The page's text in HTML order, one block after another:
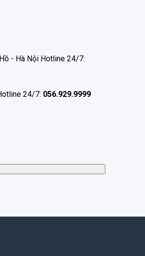
- Hà Nội Hotline 24/7:
24/7: 056.929.9999